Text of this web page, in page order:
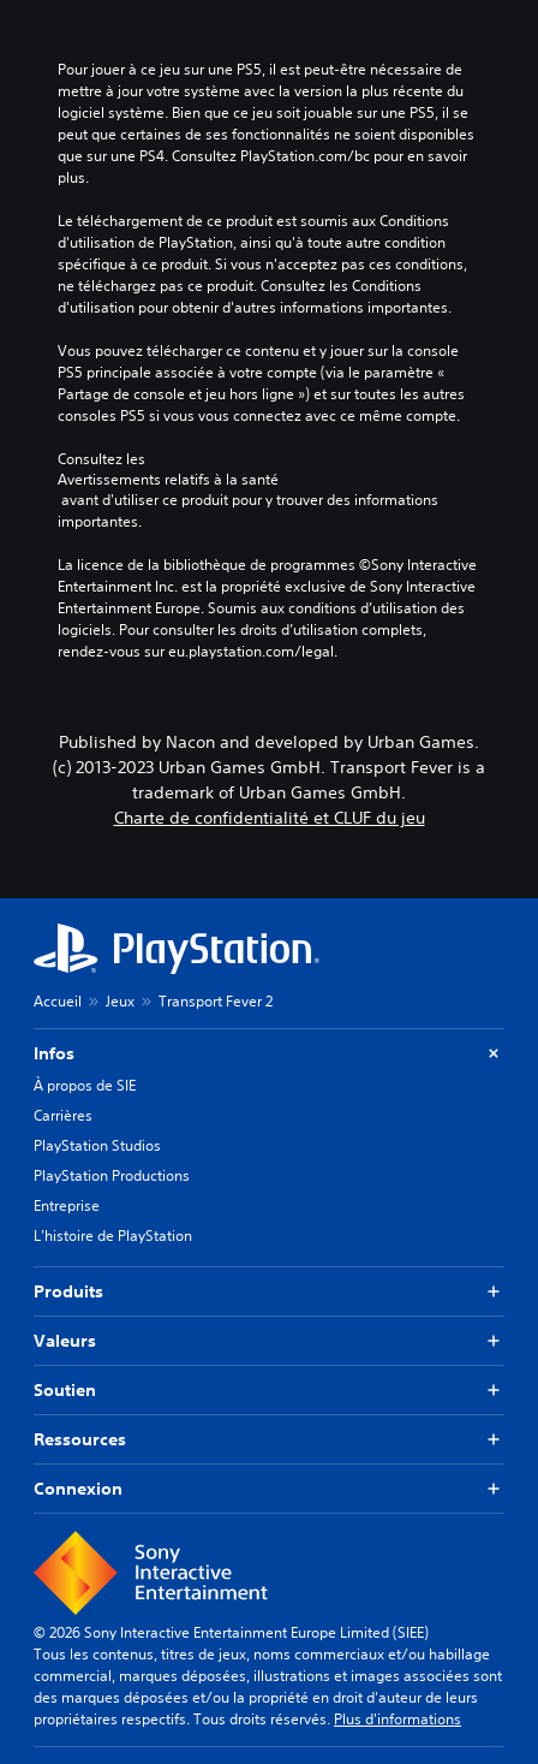
Pour jouer à ce jeu sur une PS5, il est peut-être nécessaire de
mettre à jour votre système avec la version la plus récente du
logiciel système. Bien que ce jeu soit jouable sur une PS5, il se
peut que certaines de ses fonctionnalités ne soient disponibles
que sur une PS4. Consultez PlayStation.com/bc pour en savoir
plus.
Le téléchargement de ce produit est soumis aux Conditions
d'utilisation de PlayStation, ainsi qu'à toute autre condition
spécifique à ce produit. Si vous n'acceptez pas ces conditions,
ne téléchargez pas ce produit. Consultez les Conditions
d'utilisation pour obtenir d'autres informations importantes.
Vous pouvez télécharger ce contenu et y jouer sur la console
PS5 principale associée à votre compte (via le paramètre «
Partage de console et jeu hors ligne ») et sur toutes les autres
consoles PS5 si vous vous connectez avec ce même compte.
Consultez les
Avertissements relatifs à la santé
importantes.
La licence de la bibliothèque de programmes ©Sony Interactive
Entertainment Inc. est la propriété exclusive de Sony Interactive
Entertainment Europe. Soumis aux conditions d’utilisation des
logiciels. Pour consulter les droits d’utilisation complets,
rendez-vous sur eu.playstation.com/legal.
Published by Nacon and developed by Urban Games.
(c) 2013-2023 Urban Games GmbH. Transport Fever is a
trademark of Urban Games GmbH.
Charte de confidentialité et CLUF du jeu
Accueil Jeux Transport Fever 2
Infos
À propos de SIE
Carrières
PlayStation Studios
PlayStation Productions
Entreprise
L'histoire de PlayStation
Produits
Valeurs
Soutien
Ressources
Connexion
© 2026 Sony Interactive Entertainment Europe Limited (SIEE)
Tous les contenus, titres de jeux, noms commerciaux et/ou habillage
commercial, marques déposées, illustrations et images associées sont
des marques déposées et/ou la propriété en droit d'auteur de leurs
propriétaires respectifs. Tous droits réservés. Plus d'informations